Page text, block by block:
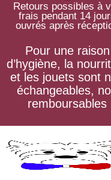
Retours possibles à
frais pendant 14
ouvrés après
Pour une raison
d’hygiène, la
et les jouets sont
échangeables,
remboursables